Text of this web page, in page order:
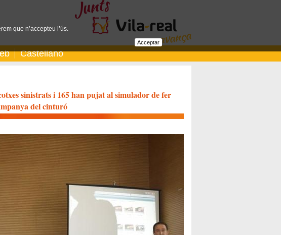
Castellano
sinistrats i 165 han pujat al simulador de fer
del cinturó
que n’accepteu l’ús.
Acceptar